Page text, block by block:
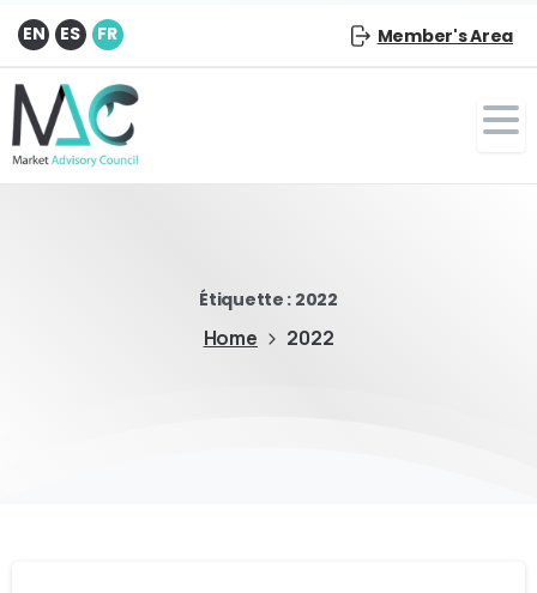
EN ES FR Member's Area
Étiquette : 2022
Home 2022